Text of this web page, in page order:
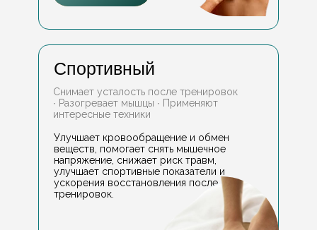
Улучшает кровообращение и обмен
веществ, помогает снять мышечное
напряжение, снижает риск травм,
улучшает спортивные показатели и
ускорения восстановления после
тренировок.
Снимает усталость после тренировок
∙ Разогревает мышцы ∙ Применяют
интересные техники
Спортивный